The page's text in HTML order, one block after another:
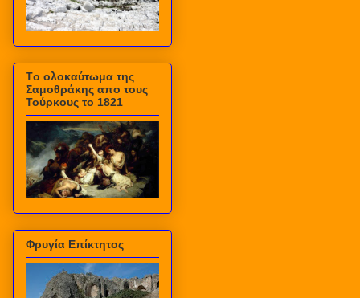
Τo ολοκαύτωμα της
Σαμοθράκης απο τους
Τούρκους το 1821
Φρυγία Επίκτητος